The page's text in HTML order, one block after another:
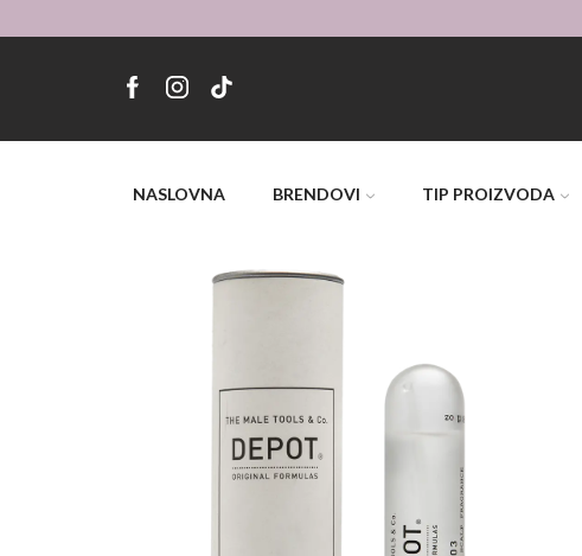
NASLOVNA BRENDOVI TIP PROIZVODA